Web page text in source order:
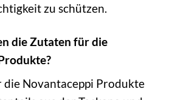
zu schützen.
die Zutaten für die
Novantaceppi Produkte